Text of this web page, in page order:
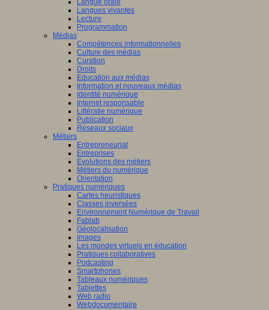
Langue orale
Langues vivantes
Lecture
Programmation
Médias
Compétences informationnelles
Culture des médias
Curation
Droits
Education aux médias
Information et nouveaux médias
Identité numérique
Internet responsable
Littératie numérique
Publication
Réseaux sociaux
Métiers
Entrepreneuriat
Entreprises
Evolutions des métiers
Métiers du numérique
Orientation
Pratiques numériques
Cartes heuristiques
Classes inversées
Environnement Numérique de Travail
Fablab
Géolocalisation
Images
Les mondes virtuels en éducation
Pratiques collaboratives
Podcasting
Smartphones
Tableaux numériques
Tablettes
Web radio
Webdocumentaire